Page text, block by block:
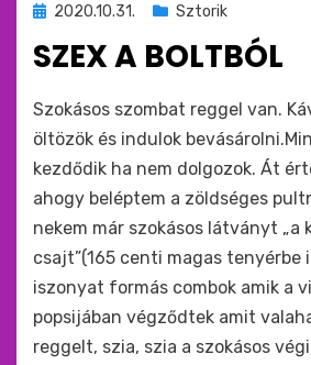
Beküldve
:
2020.10.31. Sztorik
SZEX A BOLTBÓL
by monkey
Szokásos szombat reggel van.
öltözök és indulok
kezdődik ha nem dolgozok. Át
ahogy beléptem a zöldséges
nekem már szokásos látványt „a
csajt”(165 centi magas tenyérbe
iszonyat formás combok amik a
popsijában végződtek amit
reggelt, szia, szia a szokásos